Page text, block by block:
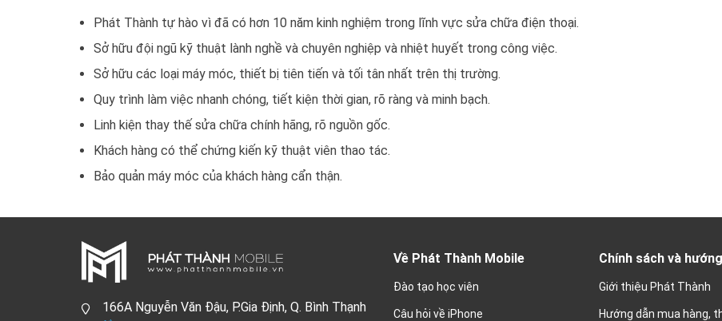
Phát Thành tự hào vì đã có hơn 10 năm kinh nghiệm trong lĩnh vực sửa chữa điện thoại.
Sở hữu đội ngũ kỹ thuật lành nghề và chuyên nghiệp và nhiệt huyết trong công việc.
Sở hữu các loại máy móc, thiết bị tiên tiến và tối tân nhất trên thị trường.
Quy trình làm việc nhanh chóng, tiết kiện thời gian, rõ ràng và minh bạch.
Linh kiện thay thế sửa chữa chính hãng, rõ nguồn gốc.
Khách hàng có thể chứng kiến kỹ thuật viên thao tác.
Bảo quản máy móc của khách hàng cẩn thận.
166A Nguyễn Văn Đậu, P.Gia Định, Q. Bình Thạnh
Về Phát Thành Mobile
Đào tạo học viên
Câu hỏi về iPhone
Chính sách và
Giới thiệu Phát Thành
Hướng dẫn mua hàng,